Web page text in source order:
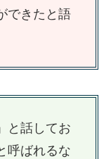
できたと語
と話してお
呼ばれるな